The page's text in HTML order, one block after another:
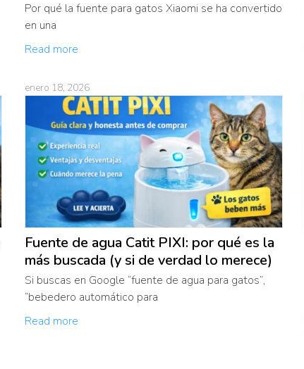
Por qué la fuente para gatos Xiaomi se ha convertido
en una
Read more
enero 18, 2026
Fuente de agua Catit PIXI: por qué es la
más buscada (y si de verdad lo merece)
Si buscas en Google “fuente de agua para gatos”,
“bebedero automático para
Read more